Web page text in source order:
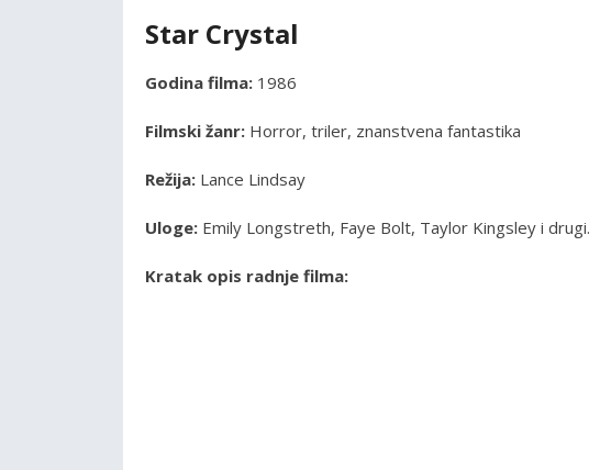
Star Crystal
Godina filma: 1986
Filmski žanr: Horror, triler, znanstvena fantastika
Režija: Lance Lindsay
Uloge: Emily Longstreth, Faye Bolt, Taylor Kingsley i drugi.
Kratak opis radnje filma: